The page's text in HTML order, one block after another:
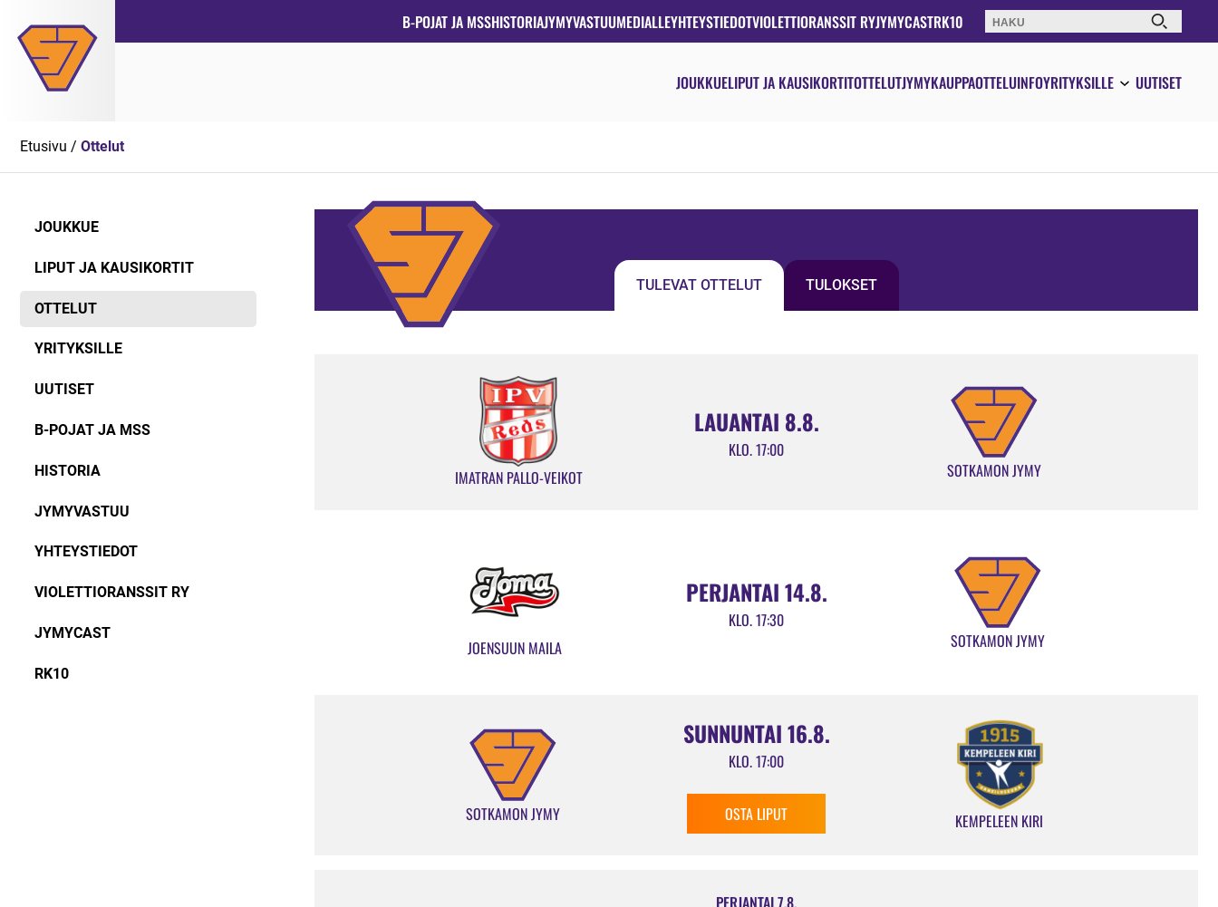
suoraan
sisältöön
B-POJAT JA MSSHISTORIAJYMYVASTUUMEDIALLEYHTEYSTIEDOTVIOLETTIORANSSIT RYJYMYCASTRK10 Haku:
JOUKKUELIPUT JA KAUSIKORTITOTTELUTJYMYKAUPPAOTTELUINFOYRITYKSILLE UUTISET
Etusivu / Ottelut
JOUKKUE
LIPUT JA KAUSIKORTIT
OTTELUT
YRITYKSILLE
UUTISET
B-POJAT JA MSS
HISTORIA
JYMYVASTUU
YHTEYSTIEDOT
VIOLETTIORANSSIT RY
JYMYCAST
RK10
TULEVAT OTTELUT TULOKSET
IMATRAN PALLO-VEIKOT
LAUANTAI 8.8.
KLO. 17:00
SOTKAMON JYMY
JOENSUUN MAILA
PERJANTAI 14.8.
KLO. 17:30
SOTKAMON JYMY
SOTKAMON JYMY
SUNNUNTAI 16.8.
KLO. 17:00
OSTA LIPUT KEMPELEEN KIRI
PERJANTAI 7.8.